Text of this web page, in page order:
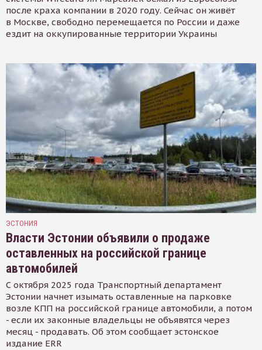
после краха компании в 2020 году. Сейчас он живёт
в Москве, свободно перемещается по России и даже
ездит на оккупированные территории Украины
ЭСТОНИЯ
Власти Эстонии объявили о продаже
оставленных на российской границе
автомобилей
С октября 2025 года Транспортный департамент
Эстонии начнет изымать оставленные на парковке
возле КПП на российской границе автомобили, а потом
- если их законные владельцы не объявятся через
месяц - продавать. Об этом сообщает эстонское
издание ERR